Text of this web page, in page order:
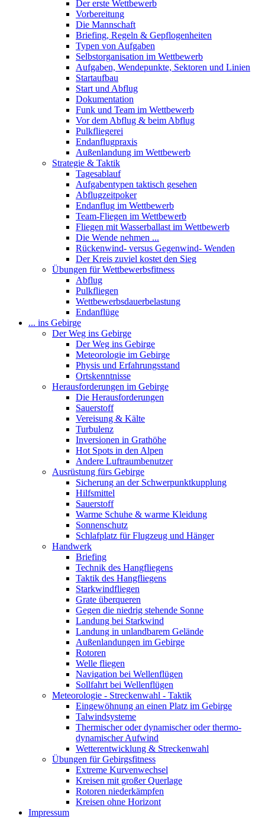
Der erste Wettbewerb
Vorbereitung
Die Mannschaft
Briefing, Regeln & Gepflogenheiten
Typen von Aufgaben
Selbstorganisation im Wettbewerb
Aufgaben, Wendepunkte, Sektoren und Linien
Startaufbau
Start und Abflug
Dokumentation
Funk und Team im Wettbewerb
Vor dem Abflug & beim Abflug
Pulkfliegerei
Endanflugpraxis
Außenlandung im Wettbewerb
Strategie & Taktik
Tagesablauf
Aufgabentypen taktisch gesehen
Abflugzeitpoker
Endanflug im Wettbewerb
Team-Fliegen im Wettbewerb
Fliegen mit Wasserballast im Wettbewerb
Die Wende nehmen ...
Rückenwind- versus Gegenwind- Wenden
Der Kreis zuviel kostet den Sieg
Übungen für Wettbewerbsfitness
Abflug
Pulkfliegen
Wettbewerbsdauerbelastung
Endanflüge
... ins Gebirge
Der Weg ins Gebirge
Der Weg ins Gebirge
Meteorologie im Gebirge
Physis und Erfahrungsstand
Ortskenntnisse
Herausforderungen im Gebirge
Die Herausforderungen
Sauerstoff
Vereisung & Kälte
Turbulenz
Inversionen in Grathöhe
Hot Spots in den Alpen
Andere Luftraumbenutzer
Ausrüstung fürs Gebirge
Sicherung an der Schwerpunktkupplung
Hilfsmittel
Sauerstoff
Warme Schuhe & warme Kleidung
Sonnenschutz
Schlafplatz für Flugzeug und Hänger
Handwerk
Briefing
Technik des Hangfliegens
Taktik des Hangfliegens
Starkwindfliegen
Grate überqueren
Gegen die niedrig stehende Sonne
Landung bei Starkwind
Landung in unlandbarem Gelände
Außenlandungen im Gebirge
Rotoren
Welle fliegen
Navigation bei Wellenflügen
Sollfahrt bei Wellenflügen
Meteorologie - Streckenwahl - Taktik
Eingewöhnung an einen Platz im Gebirge
Talwindsysteme
Thermischer oder dynamischer oder thermo-
dynamischer Aufwind
Wetterentwicklung & Streckenwahl
Übungen für Gebirgsfitness
Extreme Kurvenwechsel
Kreisen mit großer Querlage
Rotoren niederkämpfen
Kreisen ohne Horizont
Impressum